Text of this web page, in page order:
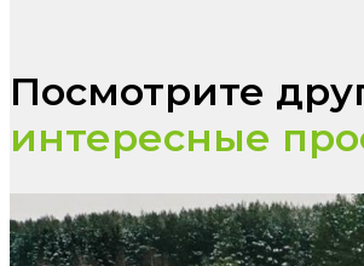
Посмотрите
интересные